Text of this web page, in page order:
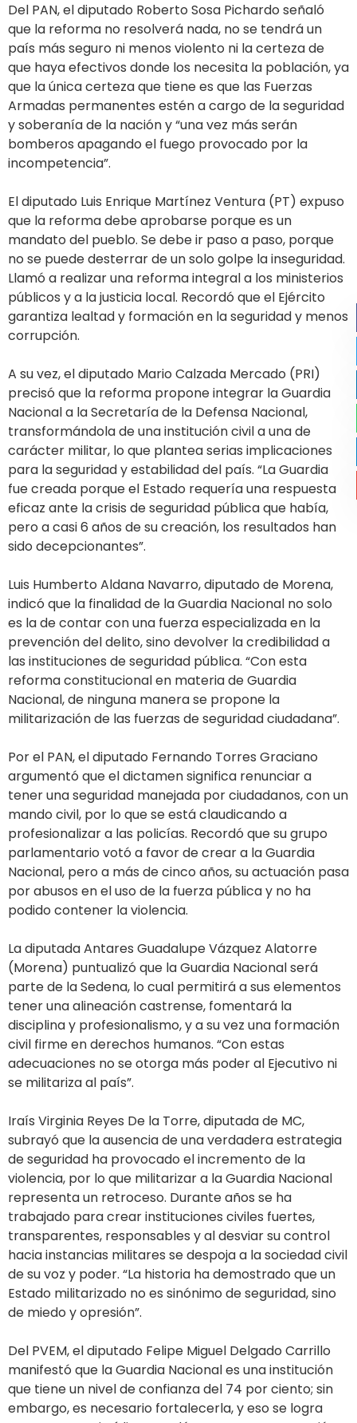
Del PAN, el diputado Roberto Sosa Pichardo señaló
que la reforma no resolverá nada, no se tendrá un
país más seguro ni menos violento ni la certeza de
que haya efectivos donde los necesita la población, ya
que la única certeza que tiene es que las Fuerzas
Armadas permanentes estén a cargo de la seguridad
y soberanía de la nación y “una vez más serán
bomberos apagando el fuego provocado por la
incompetencia”.
El diputado Luis Enrique Martínez Ventura (PT) expuso
que la reforma debe aprobarse porque es un
mandato del pueblo. Se debe ir paso a paso, porque
no se puede desterrar de un solo golpe la inseguridad.
Llamó a realizar una reforma integral a los ministerios
públicos y a la justicia local. Recordó que el Ejército
garantiza lealtad y formación en la seguridad y menos
corrupción.
A su vez, el diputado Mario Calzada Mercado (PRI)
precisó que la reforma propone integrar la Guardia
Nacional a la Secretaría de la Defensa Nacional,
transformándola de una institución civil a una de
carácter militar, lo que plantea serias implicaciones
para la seguridad y estabilidad del país. “La Guardia
fue creada porque el Estado requería una respuesta
eficaz ante la crisis de seguridad pública que había,
pero a casi 6 años de su creación, los resultados han
sido decepcionantes”.
Luis Humberto Aldana Navarro, diputado de Morena,
indicó que la finalidad de la Guardia Nacional no solo
es la de contar con una fuerza especializada en la
prevención del delito, sino devolver la credibilidad a
las instituciones de seguridad pública. “Con esta
reforma constitucional en materia de Guardia
Nacional, de ninguna manera se propone la
militarización de las fuerzas de seguridad ciudadana”.
Por el PAN, el diputado Fernando Torres Graciano
argumentó que el dictamen significa renunciar a
tener una seguridad manejada por ciudadanos, con un
mando civil, por lo que se está claudicando a
profesionalizar a las policías. Recordó que su grupo
parlamentario votó a favor de crear a la Guardia
Nacional, pero a más de cinco años, su actuación pasa
por abusos en el uso de la fuerza pública y no ha
podido contener la violencia.
La diputada Antares Guadalupe Vázquez Alatorre
(Morena) puntualizó que la Guardia Nacional será
parte de la Sedena, lo cual permitirá a sus elementos
tener una alineación castrense, fomentará la
disciplina y profesionalismo, y a su vez una formación
civil firme en derechos humanos. “Con estas
adecuaciones no se otorga más poder al Ejecutivo ni
se militariza al país”.
Iraís Virginia Reyes De la Torre, diputada de MC,
subrayó que la ausencia de una verdadera estrategia
de seguridad ha provocado el incremento de la
violencia, por lo que militarizar a la Guardia Nacional
representa un retroceso. Durante años se ha
trabajado para crear instituciones civiles fuertes,
transparentes, responsables y al desviar su control
hacia instancias militares se despoja a la sociedad civil
de su voz y poder. “La historia ha demostrado que un
Estado militarizado no es sinónimo de seguridad, sino
de miedo y opresión”.
Del PVEM, el diputado Felipe Miguel Delgado Carrillo
manifestó que la Guardia Nacional es una institución
que tiene un nivel de confianza del 74 por ciento; sin
embargo, es necesario fortalecerla, y eso se logra